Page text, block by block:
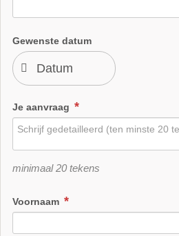
Gewenste datum
Je aanvraag
minimaal 20 tekens
Voornaam